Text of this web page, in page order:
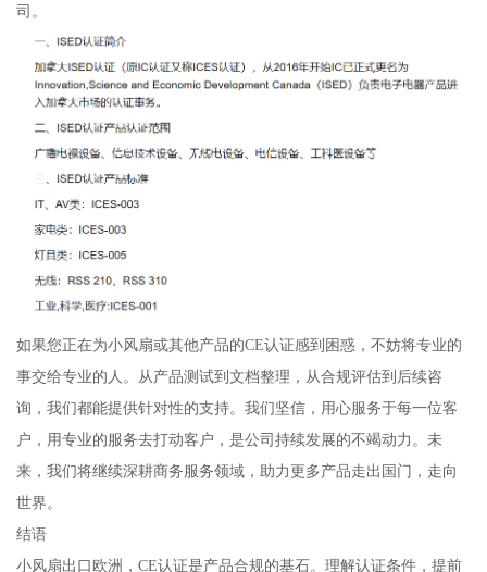
司。
如果您正在为小风扇或其他产品的CE认证感到困惑，不妨将专业的
事交给专业的人。从产品测试到文档整理，从合规评估到后续咨
询，我们都能提供针对性的支持。我们坚信，用心服务于每一位客
户，用专业的服务去打动客户，是公司持续发展的不竭动力。未
来，我们将继续深耕商务服务领域，助力更多产品走出国门，走向
世界。
结语
小风扇出口欧洲，CE认证是产品合规的基石。理解认证条件，提前